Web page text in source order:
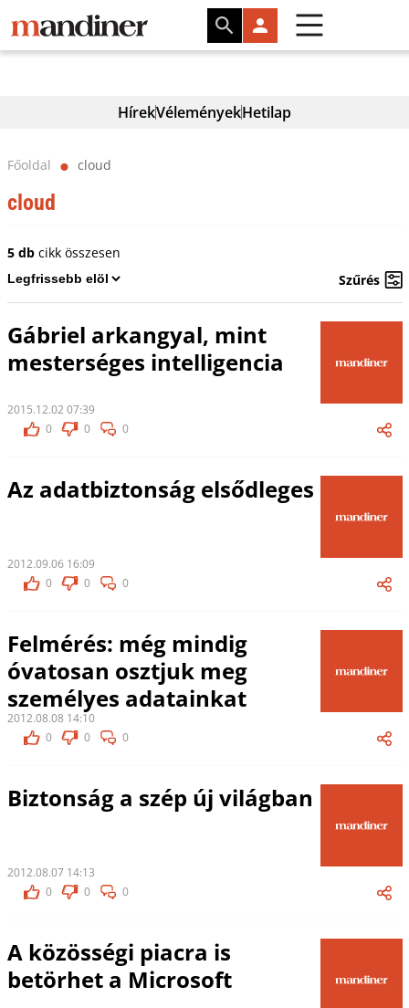
HírekVéleményekHetilap
Főoldal ⬤ cloud
cloud
5 dbcikk összesen
Szűrés
Gábriel arkangyal, mint
mesterséges intelligencia
2015.12.02 07:39
0
0 0
Az adatbiztonság elsődleges
2012.09.06 16:09
0
0 0
Felmérés: még mindig
óvatosan osztjuk meg
személyes adatainkat
2012.08.08 14:10
0
0 0
Biztonság a szép új világban
2012.08.07 14:13
0
0 0
A közösségi piacra is
betörhet a Microsoft